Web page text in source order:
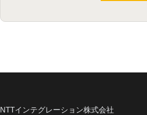
NTTインテグレーション株式会社